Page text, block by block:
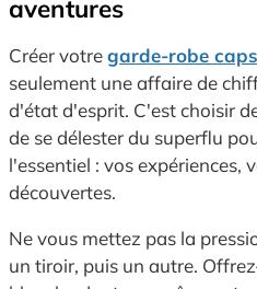
aventures
Créer votregarde-robe
seulement une affaire de
d'état d'esprit. C'est choisir
de se délester du superflu
l'essentiel : vos expériences,
découvertes.
Ne vous mettez pas la
un tiroir, puis un autre.